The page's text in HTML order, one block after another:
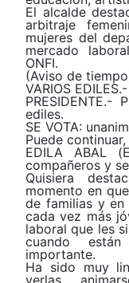
El alcalde
arbitraje
mujeres del
mercado
ONFI.
(Aviso de
VARIOS
ediles.
SE VOTA:
Puede
EDILA ABAL
compañeros y
Quisiera
momento en
de familias y en
cada vez más
laboral que les
cuando
importante.
Ha sido muy
verlas